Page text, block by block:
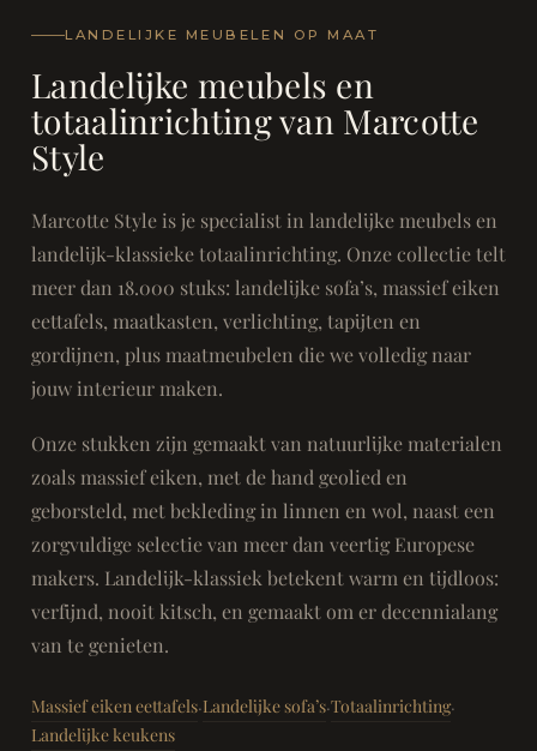
LANDELIJKE MEUBELEN OP MAAT
Landelijke meubels en
totaalinrichting van Marcotte
Style
Marcotte Style is je specialist in landelijke meubels en
landelijk-klassieke totaalinrichting. Onze collectie telt
meer dan 18.000 stuks: landelijke sofa’s, massief eiken
eettafels, maatkasten, verlichting, tapijten en
gordijnen, plus maatmeubelen die we volledig naar
jouw interieur maken.
Onze stukken zijn gemaakt van natuurlijke materialen
zoals massief eiken, met de hand geolied en
geborsteld, met bekleding in linnen en wol, naast een
zorgvuldige selectie van meer dan veertig Europese
makers. Landelijk-klassiek betekent warm en tijdloos:
verfijnd, nooit kitsch, en gemaakt om er decennialang
van te genieten.
Massief eiken eettafels·Landelijke sofa’s·Totaalinrichting·
Landelijke keukens